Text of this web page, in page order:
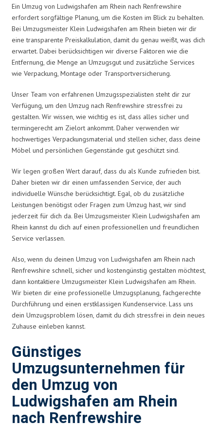
Ein Umzug von Ludwigshafen am Rhein nach Renfrewshire
erfordert sorgfältige Planung, um die Kosten im Blick zu behalten.
Bei Umzugsmeister Klein Ludwigshafen am Rhein bieten wir dir
eine transparente Preiskalkulation, damit du genau weißt, was dich
erwartet. Dabei berücksichtigen wir diverse Faktoren wie die
Entfernung, die Menge an Umzugsgut und zusätzliche Services
wie Verpackung, Montage oder Transportversicherung.
Unser Team von erfahrenen Umzugsspezialisten steht dir zur
Verfügung, um den Umzug nach Renfrewshire stressfrei zu
gestalten. Wir wissen, wie wichtig es ist, dass alles sicher und
termingerecht am Zielort ankommt. Daher verwenden wir
hochwertiges Verpackungsmaterial und stellen sicher, dass deine
Möbel und persönlichen Gegenstände gut geschützt sind.
Wir legen großen Wert darauf, dass du als Kunde zufrieden bist.
Daher bieten wir dir einen umfassenden Service, der auch
individuelle Wünsche berücksichtigt. Egal, ob du zusätzliche
Leistungen benötigst oder Fragen zum Umzug hast, wir sind
jederzeit für dich da. Bei Umzugsmeister Klein Ludwigshafen am
Rhein kannst du dich auf einen professionellen und freundlichen
Service verlassen.
Also, wenn du deinen Umzug von Ludwigshafen am Rhein nach
Renfrewshire schnell, sicher und kostengünstig gestalten möchtest,
dann kontaktiere Umzugsmeister Klein Ludwigshafen am Rhein.
Wir bieten dir eine professionelle Umzugsplanung, fachgerechte
Durchführung und einen erstklassigen Kundenservice. Lass uns
dein Umzugsproblem lösen, damit du dich stressfrei in dein neues
Zuhause einleben kannst.
Günstiges
Umzugsunternehmen für
den Umzug von
Ludwigshafen am Rhein
nach Renfrewshire